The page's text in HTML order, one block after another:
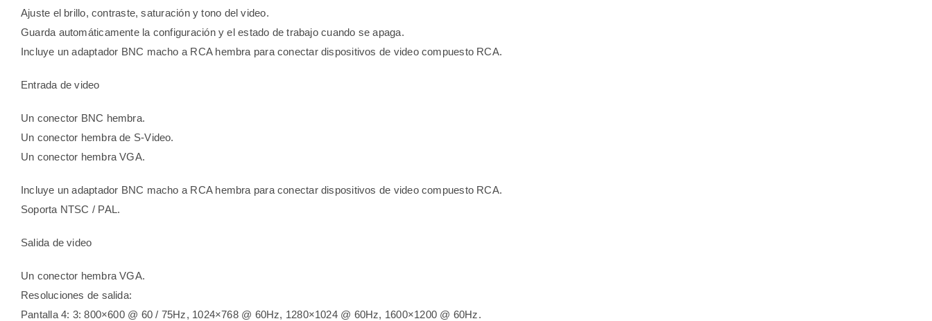
Ajuste el brillo, contraste, saturación y tono del video.
Guarda automáticamente la configuración y el estado de trabajo cuando se apaga.
Incluye un adaptador BNC macho a RCA hembra para conectar dispositivos de video compuesto RCA.
Entrada de video
Un conector BNC hembra.
Un conector hembra de S-Video.
Un conector hembra VGA.
Incluye un adaptador BNC macho a RCA hembra para conectar dispositivos de video compuesto RCA.
Soporta NTSC / PAL.
Salida de video
Un conector hembra VGA.
Resoluciones de salida:
Pantalla 4: 3: 800×600 @ 60 / 75Hz, 1024×768 @ 60Hz, 1280×1024 @ 60Hz, 1600×1200 @ 60Hz.